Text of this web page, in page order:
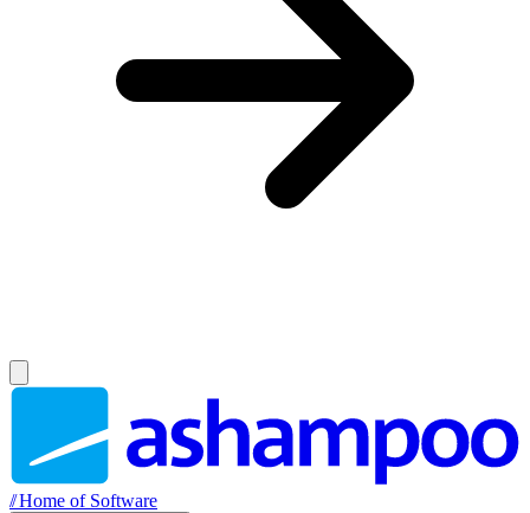
//Home of Software